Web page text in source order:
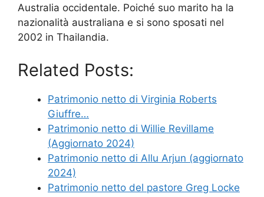
Australia occidentale. Poiché suo marito ha la
nazionalità australiana e si sono sposati nel
2002 in Thailandia.
Related Posts:
Patrimonio netto di Virginia Roberts
Giuffre…
Patrimonio netto di Willie Revillame
(Aggiornato 2024)
Patrimonio netto di Allu Arjun (aggiornato
2024)
Patrimonio netto del pastore Greg Locke